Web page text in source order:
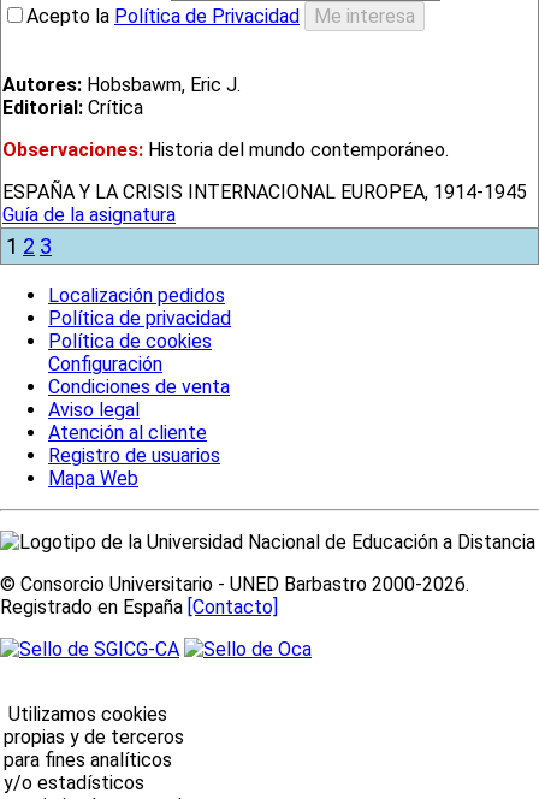
Acepto la Política de Privacidad
Autores: Hobsbawm, Eric J.
Editorial: Crítica
Observaciones: Historia del mundo contemporáneo.
ESPAÑA Y LA CRISIS INTERNACIONAL EUROPEA, 1914-1945
Guía de la asignatura
1 2 3
Localización pedidos
Política de privacidad
Política de cookies
Configuración
Condiciones de venta
Aviso legal
Atención al cliente
Registro de usuarios
Mapa Web
© Consorcio Universitario - UNED Barbastro 2000-2026.
Registrado en España [Contacto]
Utilizamos cookies
propias y de terceros
para fines analíticos
y/o estadísticos